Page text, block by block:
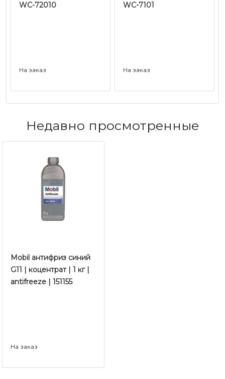
WC-72010
На заказ
WC-7101
На заказ
Недавно просмотренные
Mobil антифриз синий
G11 | коцентрат | 1 кг |
antifreeze | 151155
На заказ